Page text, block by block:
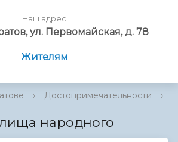
Наш адрес
ул. Первомайская, д. 78
Жителям
› Достопримечательности ›
народного